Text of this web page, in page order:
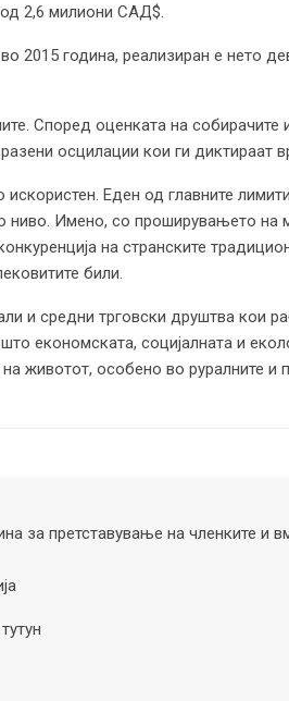
2,6 милиони САД$.
2015 година, реализиран е нето
Според оценката на
осцилации кои ги диктираат
Еден од главните
ниво. Имено, со проширувањето на
на странските
били.
и средни трговски друштва кои
економската, социјалната и
животот, особено во руралните и
за претставување на членките